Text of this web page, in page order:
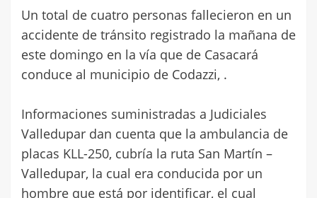
Un total de cuatro personas fallecieron en un
accidente de tránsito registrado la mañana de
este domingo en la vía que de Casacará
conduce al municipio de Codazzi, .
Informaciones suministradas a Judiciales
Valledupar dan cuenta que la ambulancia de
placas KLL-250, cubría la ruta San Martín –
Valledupar, la cual era conducida por un
hombre que está por identificar, el cual